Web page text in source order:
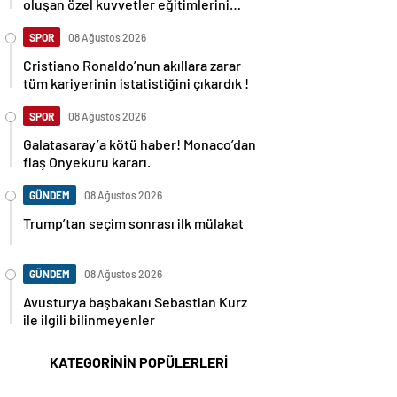
oluşan özel kuvvetler eğitimlerini
SPOR 08 Ağustos 2026
Cristiano Ronaldo’nun akıllara zarar
tüm kariyerinin istatistiğini çıkardık !
SPOR 08 Ağustos 2026
Galatasaray’a kötü haber! Monaco’dan
flaş Onyekuru kararı.
GÜNDEM 08 Ağustos 2026
Trump’tan seçim sonrası ilk mülakat
GÜNDEM 08 Ağustos 2026
Avusturya başbakanı Sebastian Kurz
ile ilgili bilinmeyenler
KATEGORİNİN POPÜLERLERİ